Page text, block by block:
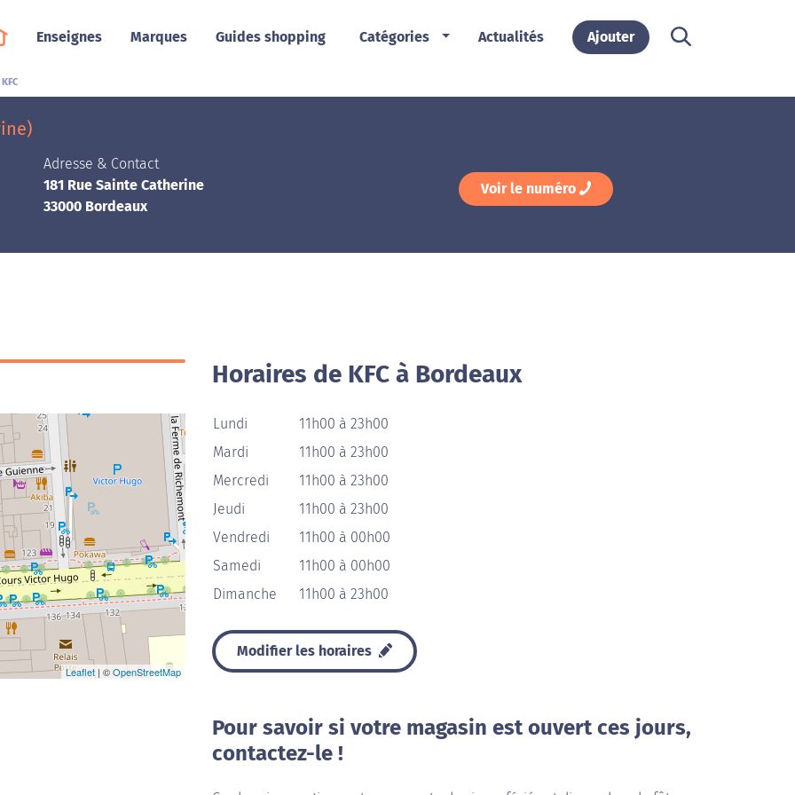
Enseignes Marques Guides shopping Catégories Actualités Ajouter
KFC
Adresse & Contact
181 Rue Sainte Catherine
33000 Bordeaux
Voir le numéro
Leaflet | ©OpenStreetMap
Horaires de KFC à Bordeaux
Lundi
11h00 à 23h00
Mardi
11h00 à 23h00
Mercredi
11h00 à 23h00
Jeudi
11h00 à 23h00
Vendredi
11h00 à 00h00
Samedi
11h00 à 00h00
Dimanche
11h00 à 23h00
Modifier les horaires
Pour savoir si votre magasin est ouvert ces jours,
contactez-le !